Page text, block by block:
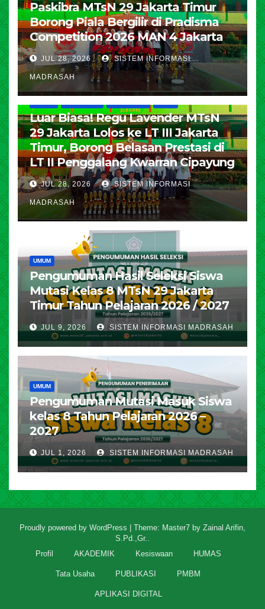
Paskibra MTsN 29 Jakarta Timur
Borong Piala Bergilir di Pradisma
Competition 2026 MAN 4 Jakarta
JUL 28, 2026 SISTEM INFORMASI
MADRASAH
Luar Biasa! Regu Lavender MTsN
29 Jakarta Lolos ke LT III Jakarta
Timur, Borong Belasan Prestasi di
LT II Penggalang Kwarran Cipayung
JUL 28, 2026 SISTEM INFORMASI
MADRASAH
UMUM
Pengumuman Hasil Seleksi Siswa
Mutasi Kelas 8 MTsN 29 Jakarta
Timur Tahun Pelajaran 2026 / 2027
JUL 9, 2026 SISTEM INFORMASI MADRASAH
UMUM
Pengumuman Mutasi Masuk Siswa
kelas 8 Tahun Pelajaran 2026 –
2027
JUL 1, 2026 SISTEM INFORMASI MADRASAH
Proudly powered by WordPress | Theme: Master7 by Zainal Arifin,
S.Pd.,Gr.
Profil
AKADEMIK Kesiswaan HUMAS
Tata Usaha PUBLIKASI PMBM
APLIKASI DIGITAL